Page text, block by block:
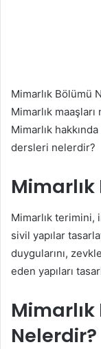
Mimarlık Bölümü
Mimarlık
Mimarlık
dersleri nelerdir?
Mimarlık terimini,
sivil yapılar
duygularını,
eden yapıları
Nelerdir?